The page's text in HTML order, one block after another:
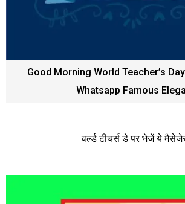
Good Morning World Teacher’s
Whatsapp Famous
वर्ल्ड टीचर्स डे पर भेजें ये